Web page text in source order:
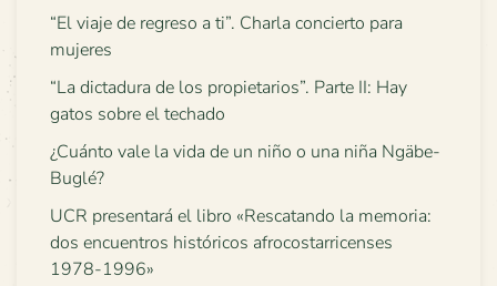
“El viaje de regreso a ti”. Charla concierto para
mujeres
“La dictadura de los propietarios”. Parte II: Hay
gatos sobre el techado
¿Cuánto vale la vida de un niño o una niña Ngäbe-
Buglé?
UCR presentará el libro «Rescatando la memoria:
dos encuentros históricos afrocostarricenses
1978-1996»